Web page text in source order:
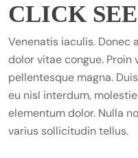
CLICK
Venenatis iaculis. Donec
dolor vitae congue. Proin
pellentesque magna.
eu nisl interdum,
elementum dolor. Nulla
varius sollicitudin tellus.